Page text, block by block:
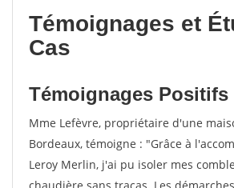
Témoignages et
Cas
Témoignages Positifs
Mme Lefèvre, propriétaire d'une
Bordeaux, témoigne : "Grâce à
Leroy Merlin, j'ai pu isoler mes